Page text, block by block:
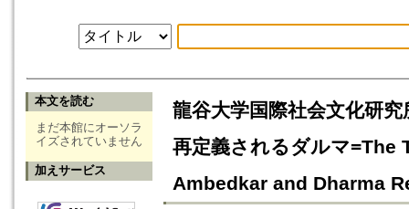
本文を読む
まだ本館にオーソラ
イズされていません
加えサービス
龍谷大学国際社会文化研
再定義されるダルマ
Ambedkar and Dharma